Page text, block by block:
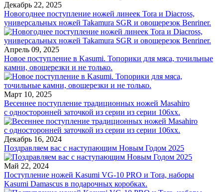
Декабрь 22, 2025
Новогоднее поступление ножей линеек Tora и Diacross,
универсальных ножей Takamura SGR и овощерезок Benriner.
Апрель 09, 2025
Новое поступление в Kasumi. Топорики для мяса, точильные
камни, овощерезки и не только.
Март 10, 2025
Весеннее поступление традиционных ножей Masahiro
с односторонней заточкой из серии из серии 106хх.
Декабрь 16, 2024
Поздравляем вас с наступающим Новым Годом 2025
Май 22, 2024
Поступление ножей Kasumi VG-10 PRO и Tora, наборы
Kasumi Damascus в подарочных коробках.